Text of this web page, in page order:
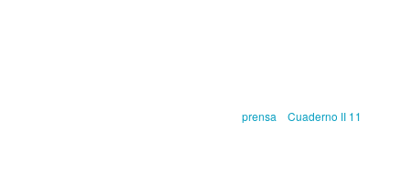
prensa Cuaderno II 11